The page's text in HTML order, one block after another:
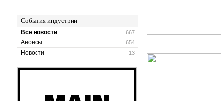
События индустрии
667
Все новости
654
Анонсы
13
Новости